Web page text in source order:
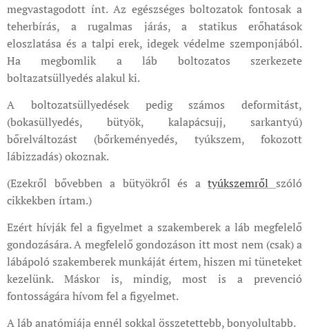
megvastagodott ínt. Az egészséges boltozatok fontosak a
teherbírás, a rugalmas járás, a statikus erőhatások
eloszlatása és a talpi erek, idegek védelme szemponjából.
Ha megbomlik a láb boltozatos szerkezete
boltazatsüllyedés alakul ki.
A boltozatsüllyedések pedig számos deformitást,
(bokasüllyedés, bütyök, kalapácsujj, sarkantyú)
bőrelváltozást (bőrkeményedés, tyúkszem, fokozott
lábizzadás) okoznak.
(Ezekről bővebben a bütyökről és atyúkszemről szóló
cikkekben írtam.)
Ezért hívják fel a figyelmet a szakemberek a láb megfelelő
gondozására. A megfelelő gondozáson itt most nem (csak) a
lábápoló szakemberek munkáját értem, hiszen mi tüneteket
kezelünk. Máskor is, mindig, most is a prevenció
fontosságára hívom fel a figyelmet.
A láb anatómiája ennél sokkal összetettebb, bonyolultabb.